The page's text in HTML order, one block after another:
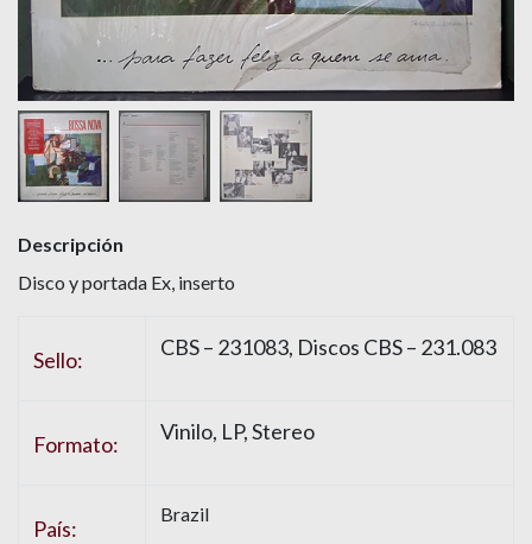
Descripción
Disco y portada Ex, inserto
Sello: CBS – 231083, Discos CBS – 231.083
Formato: Vinilo, LP, Stereo
País:
Brazil